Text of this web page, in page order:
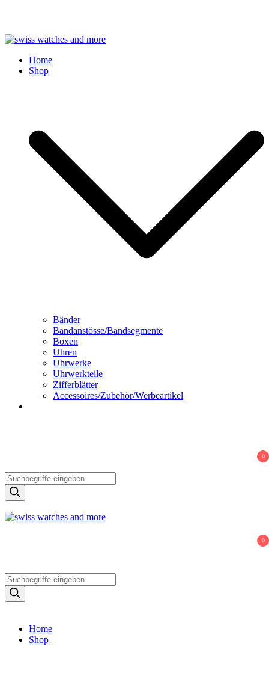
Skip
content
Swiss Watches and More
Home
Shop
Bänder
Bandanstösse/Bandsegmente
Boxen
Uhren
Uhrwerke
Uhrwerkteile
Zifferblätter
Accessoires/Zubehör/Werbeartikel
0
Products
search
0
Products
search
Home
Shop